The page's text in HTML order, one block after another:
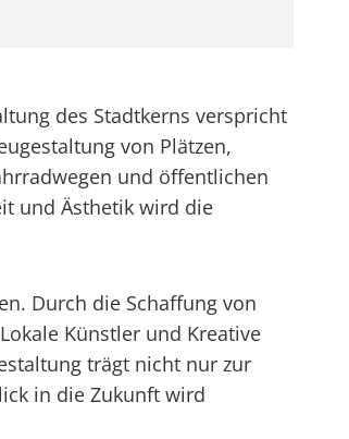
des Stadtkerns verspricht
von Plätzen,
und öffentlichen
und Ästhetik wird die
Durch die Schaffung von
Künstler und Kreative
trägt nicht nur zur
in die Zukunft wird